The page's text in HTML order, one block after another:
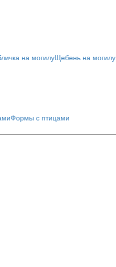
на могилуЩебень на могилу
Формы с птицами